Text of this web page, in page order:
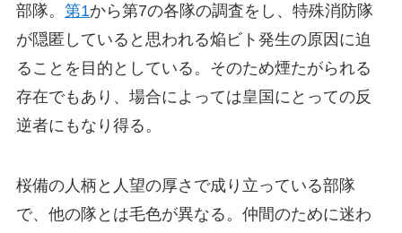
部隊。 第1から第7の各隊の調査をし、特殊消防隊
が隠匿していると思われる焔ビト発生の原因に迫
ることを目的としている。そのため煙たがられる
存在でもあり、場合によっては皇国にとっての反
逆者にもなり得る。
桜備の人柄と人望の厚さで成り立っている部隊
で、他の隊とは毛色が異なる。仲間のために迷わ